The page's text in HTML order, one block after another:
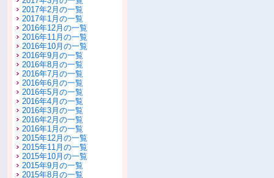
2017年2月の一覧
2017年1月の一覧
2016年12月の一覧
2016年11月の一覧
2016年10月の一覧
2016年9月の一覧
2016年8月の一覧
2016年7月の一覧
2016年6月の一覧
2016年5月の一覧
2016年4月の一覧
2016年3月の一覧
2016年2月の一覧
2016年1月の一覧
2015年12月の一覧
2015年11月の一覧
2015年10月の一覧
2015年9月の一覧
2015年8月の一覧